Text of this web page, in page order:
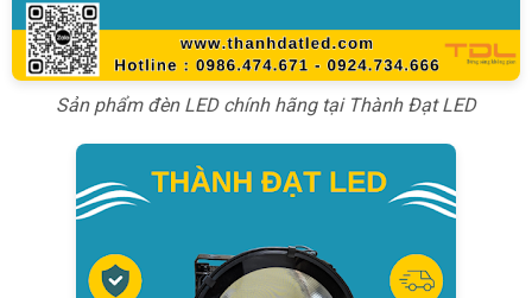
Sản phẩm đèn LED chính hãng tại Thành Đạt LED